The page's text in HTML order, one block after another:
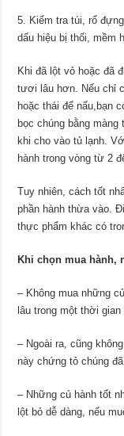
5. Kiểm tra túi, rổ
dấu hiệu bị thối, mềm
Khi đã lột vỏ hoặc đã
tươi lâu hơn. Nếu chỉ
hoặc thái để nấu,bạn
bọc chúng bằng
khi cho vào tủ lạnh.
hành trong vòng từ 2
Tuy nhiên, cách tốt
phần hành thừa vào.
thực phẩm khác có
Khi chọn mua hành,
– Không mua những
lâu trong một thời gian
– Ngoài ra, cũng
này chứng tỏ chúng
– Những củ hành tốt
lột bỏ dễ dàng, nếu